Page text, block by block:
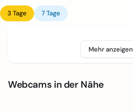
3 Tage 7 Tage
Mehr anzeigen
Webcams in der Nähe